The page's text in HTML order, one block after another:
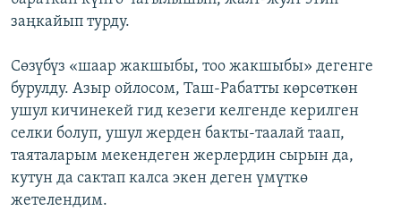
заңкайып турду.
Сөзүбүз «шаар жакшыбы, тоо жакшыбы» дегенге
бурулду. Азыр ойлосом, Таш-Рабатты көрсөткөн
ушул кичинекей гид кезеги келгенде керилген
селки болуп, ушул жерден бакты-таалай таап,
таяталарым мекендеген жерлердин сырын да,
кутун да сактап калса экен деген үмүткө
жетелендим.